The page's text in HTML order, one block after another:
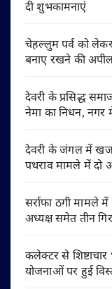
दी शुभकामनाएं
चेहल्लुम पर्व को लेकर
बनाए रखने की
देवरी के प्रसिद्ध
नेमा का निधन,
देवरी के जंगल में
पथराव मामले में दो
सर्राफा ठगी मामले
अध्यक्ष समेत तीन
कलेक्टर से
योजनाओं पर हुई